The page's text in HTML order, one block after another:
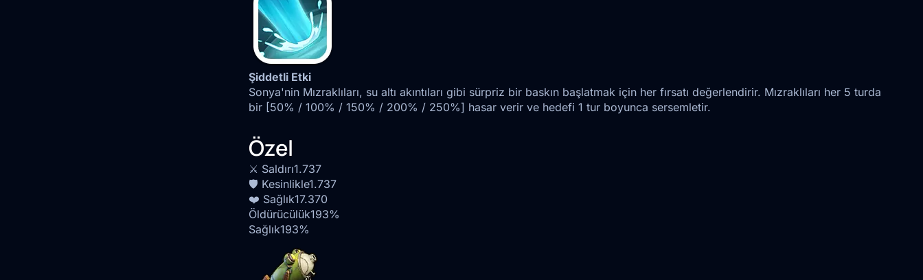
Şiddetli Etki
Sonya'nin Mızraklıları, su altı akıntıları gibi sürpriz bir baskın başlatmak için her fırsatı değerlendirir. Mızraklıları her 5 turda
bir [50% / 100% / 150% / 200% / 250%] hasar verir ve hedefi 1 tur boyunca sersemletir.
Özel
⚔️ Saldırı1.737
🛡️ Kesinlikle1.737
❤️ Sağlık17.370
Öldürücülük193%
Sağlık193%